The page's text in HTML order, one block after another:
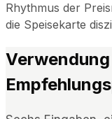
Rhythmus der
die Speisekarte